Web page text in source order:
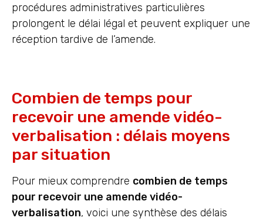
procédures administratives particulières
prolongent le délai légal et peuvent expliquer une
réception tardive de l’amende.
Combien de temps pour
recevoir une amende vidéo-
verbalisation : délais moyens
par situation
Pour mieux comprendre combien de temps
pour recevoir une amende vidéo-
verbalisation, voici une synthèse des délais